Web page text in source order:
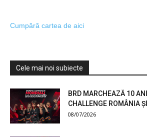
Cumpără cartea de aici
Cele mai noi subiecte
BRD MARCHEAZĂ 10
CHALLENGE ROMÂNIA
08/07/2026